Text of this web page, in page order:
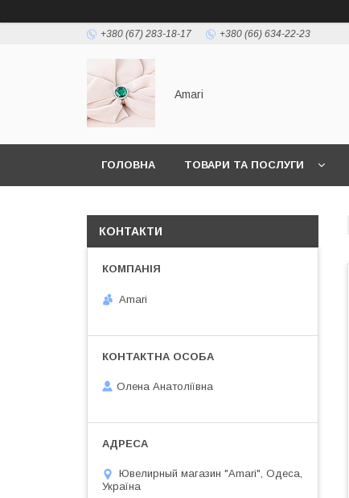
+380 (67) 283-18-17 +380 (66) 634-22-23
Amari
ГОЛОВНА ТОВАРИ ТА ПОСЛУГИ
КОНТАКТИ
Amari
Олена Анатоліївна
Ювелирный магазин "Amari", Одеса,
Україна